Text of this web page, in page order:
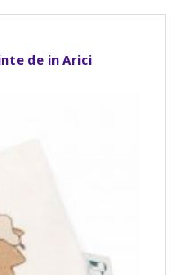
de in Arici